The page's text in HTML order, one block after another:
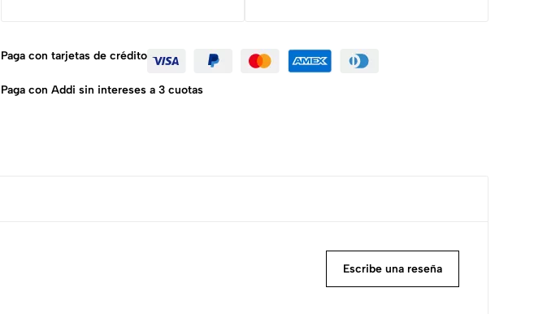
Paga con tarjetas de crédito
Paga con Addi sin intereses a 3 cuotas
Escribe una reseña